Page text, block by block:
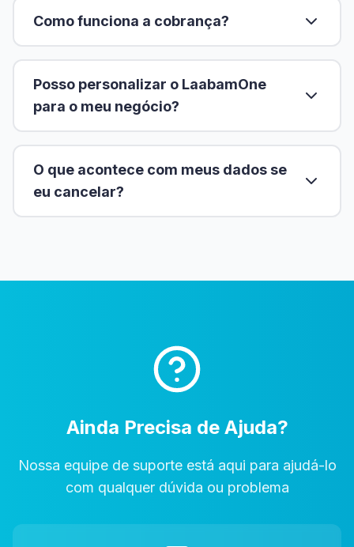
Como funciona a cobrança?
Posso personalizar o LaabamOne
para o meu negócio?
O que acontece com meus dados se
eu cancelar?
Ainda Precisa de Ajuda?
Nossa equipe de suporte está aqui para ajudá-lo
com qualquer dúvida ou problema